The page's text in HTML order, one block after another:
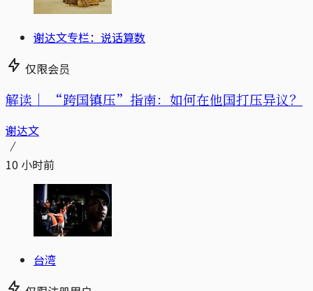
谢达文专栏：说话算数
仅限会员
解读｜ “跨国镇压”指南：如何在他国打压异议？
谢达文
10 小时前
台湾